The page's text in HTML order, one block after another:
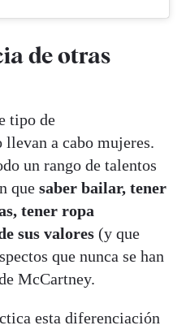
de otras
tipo de
a cabo mujeres.
un rango de talentos
que saber bailar, tener
tener ropa
sus valores (y que
que nunca se han
McCartney.
esta diferenciación